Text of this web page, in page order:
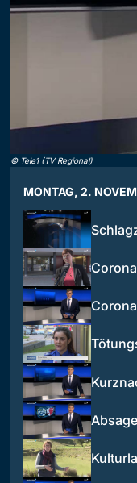
© Tele1 (TV Regional)
MONTAG, 2.